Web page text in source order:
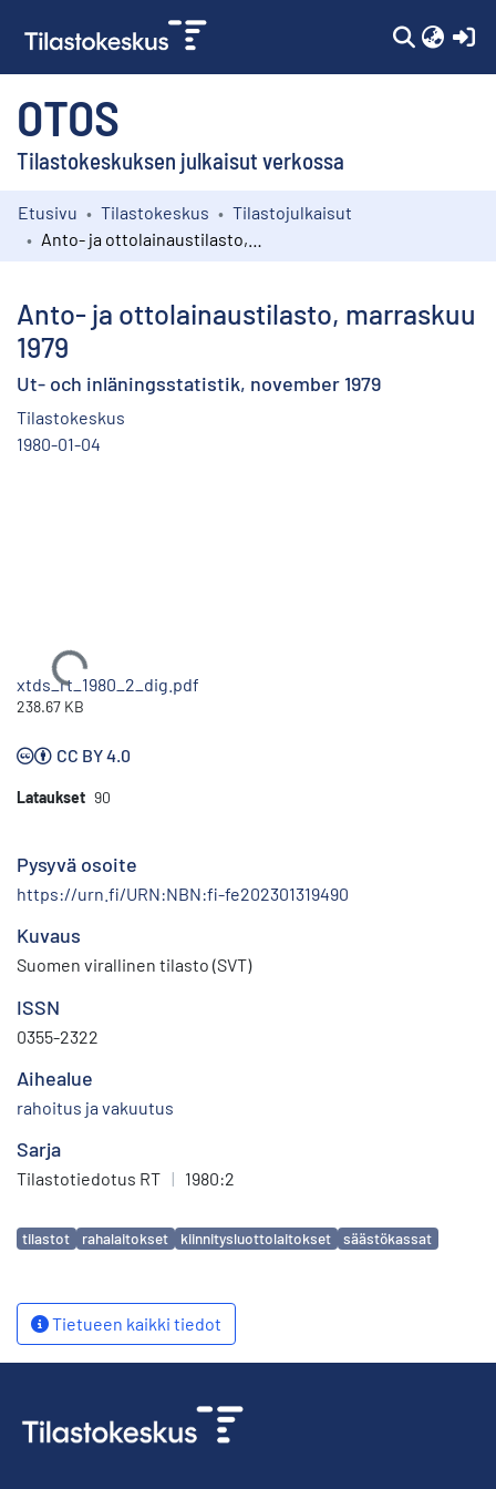
OTOS
Tilastokeskuksen julkaisut verkossa
Kokoelmat
Etusivu Tilastokeskus
Tilastojulkaisut
Anto- ja ottolainaustilasto, marraskuu
1979
Ut- och inläningsstatistik, november 1979
Tilastokeskus
1980-01-04
Ladataan...
xtds_rt_1980_2_dig.pdf
238.67 KB
CC BY 4.0
Lataukset 90
Pysyvä osoite
https://urn.fi/URN:NBN:fi-fe202301319490
Kuvaus
Suomen virallinen tilasto (SVT)
ISSN
0355-2322
Aihealue
rahoitus ja vakuutus
Sarja
Tilastotiedotus RT | 1980:2
Avainsanat
tilastot rahalaitokset kiinnitysluottolaitokset säästökassat
Tietueen kaikki tiedot